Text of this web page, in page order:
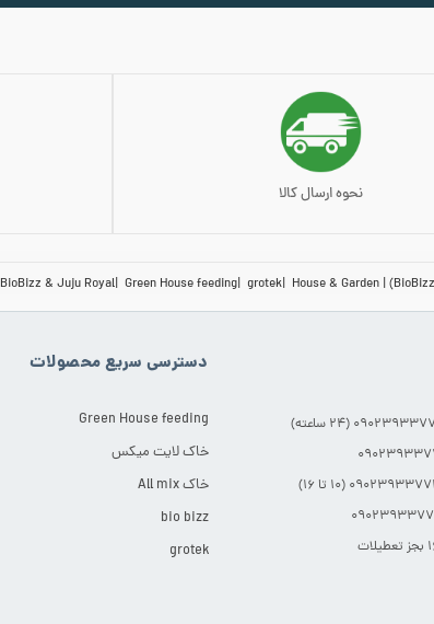
نحوه ارسال کالا
BioBizz & Juju Royal Green House feeding grotek House & Garden
دسترسی سریع محصولات
Green House feeding
خاک لایت میکس
خاک All mix
bio bizz
grotek